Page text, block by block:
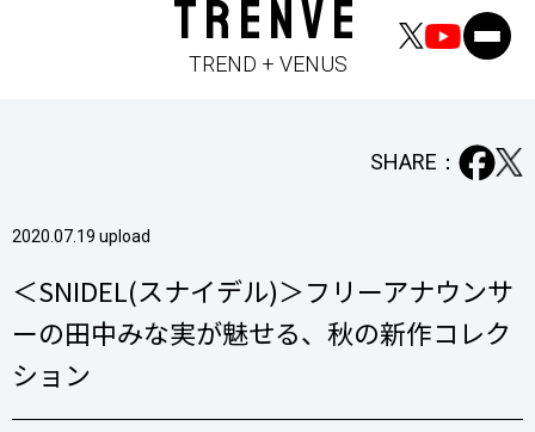
TRENVE
TREND + VENUS
2020.07.19 upload
SHARE：
＜SNIDEL(スナイデル)＞フリーアナウンサ
ーの田中みな実が魅せる、秋の新作コレク
ション